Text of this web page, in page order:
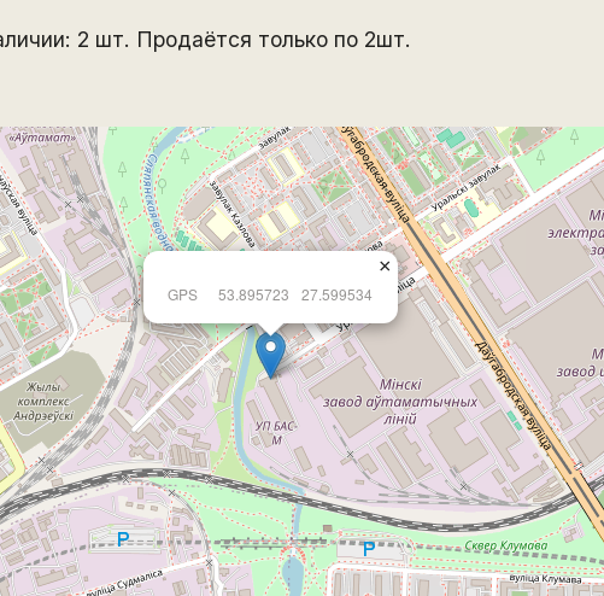
2 шт. Продаётся только по 2шт.
GPS 53.895723 27.599534
×